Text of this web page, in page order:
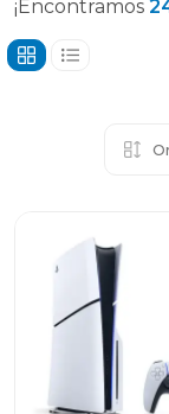
¡Encontramos